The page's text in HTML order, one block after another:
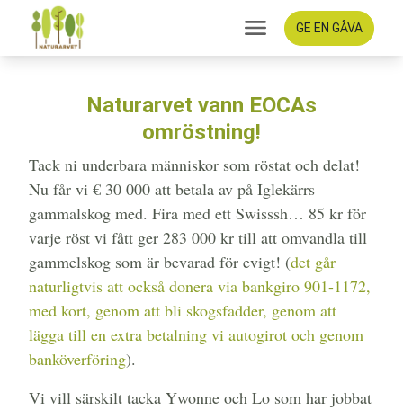
GE EN GÅVA
Naturarvet vann EOCAs
omröstning!
Tack ni underbara människor som röstat och delat!
Nu får vi € 30 000 att betala av på Iglekärrs
gammalskog med. Fira med ett Swisssh… 85 kr för
varje röst vi fått ger 283 000 kr till att omvandla till
gammelskog som är bevarad för evigt! (det går
naturligtvis att också donera via bankgiro 901-1172,
med kort, genom att bli skogsfadder, genom att
lägga till en extra betalning vi autogirot och genom
banköverföring).
Vi vill särskilt tacka Ywonne och Lo som har jobbat